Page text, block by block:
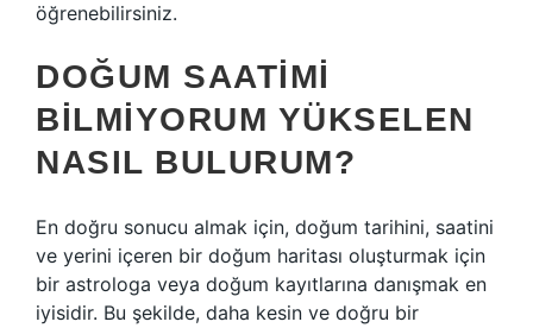
öğrenebilirsiniz.
DOĞUM SAATIMI
BILMIYORUM YÜKSELEN
NASIL BULURUM?
En doğru sonucu almak için, doğum tarihini, saatini
ve yerini içeren bir doğum haritası oluşturmak için
bir astrologa veya doğum kayıtlarına danışmak en
iyisidir. Bu şekilde, daha kesin ve doğru bir